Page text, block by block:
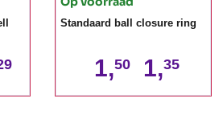
Standaard ball closure ring
1,50 1,35